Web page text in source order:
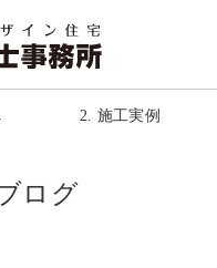
2. 施工実例
ログ